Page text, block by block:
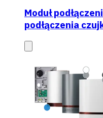
Moduł
podłączenia